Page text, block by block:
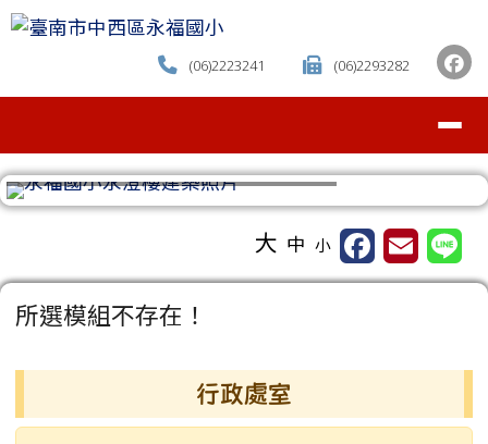
跳至主內容區
臺南市中西區永福國小
(06)2223241 (06)2293282
大 中 小
主內容區域
所選模組不存在！
行政處室
頁尾區域